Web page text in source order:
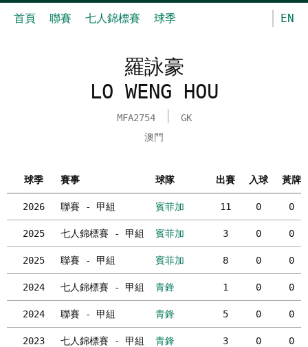
首頁 聯賽 七人錦標賽 球季 EN
羅詠豪
LO WENG HOU
MFA2754
GK
澳門
球季 賽事 球隊 出賽 入球 黃牌
2026 聯賽 - 甲組 賓菲加 11 0 0
2025 七人錦標賽 - 甲組 賓菲加 3 0 0
2025 聯賽 - 甲組 賓菲加 8 0 0
2024 七人錦標賽 - 甲組 青鋒 1 0 0
2024 聯賽 - 甲組 青鋒 5 0 0
2023 七人錦標賽 - 甲組 青鋒 3 0 0